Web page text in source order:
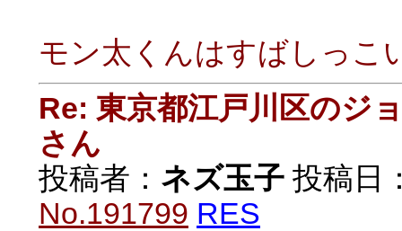
モン太くんはすばしっこ
Re: 東京都江戸川区のジ
さん
投稿者： ネズ玉子 投稿日
No.191799 RES